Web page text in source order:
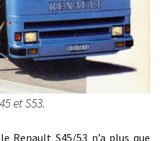
et S53.
S45/53 n’a plus que